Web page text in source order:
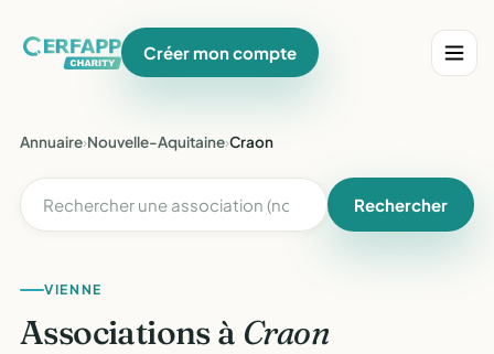
Créer mon compte
Annuaire›Nouvelle-Aquitaine›Craon
Rechercher
VIENNE
Associations à Craon